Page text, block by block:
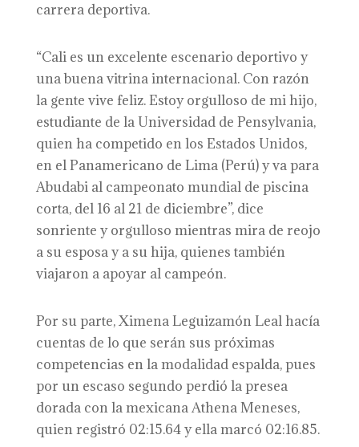
carrera deportiva.
“Cali es un excelente escenario deportivo y
una buena vitrina internacional. Con razón
la gente vive feliz. Estoy orgulloso de mi hijo,
estudiante de la Universidad de Pensylvania,
quien ha competido en los Estados Unidos,
en el Panamericano de Lima (Perú) y va para
Abudabi al campeonato mundial de piscina
corta, del 16 al 21 de diciembre”, dice
sonriente y orgulloso mientras mira de reojo
a su esposa y a su hija, quienes también
viajaron a apoyar al campeón.
Por su parte, Ximena Leguizamón Leal hacía
cuentas de lo que serán sus próximas
competencias en la modalidad espalda, pues
por un escaso segundo perdió la presea
dorada con la mexicana Athena Meneses,
quien registró 02:15.64 y ella marcó 02:16.85.